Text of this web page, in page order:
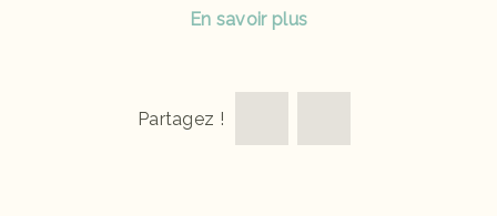
En savoir plus
Partagez !